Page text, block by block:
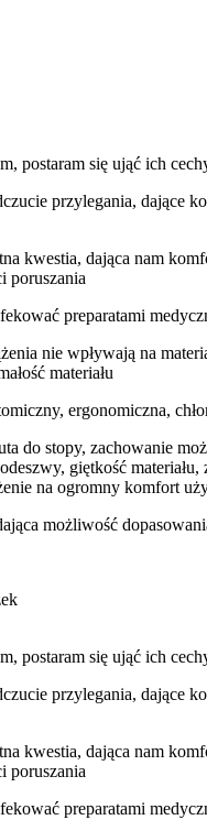
postaram się ująć ich
przylegania, dające
kwestia, dająca nam
poruszania
preparatami
nie wpływają na
materiału
ergonomiczna,
do stopy, zachowanie
giętkość
na ogromny komfort
możliwość
postaram się ująć ich
przylegania, dające
kwestia, dająca nam
poruszania
preparatami